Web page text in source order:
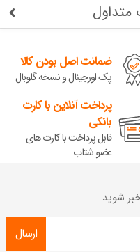
متداول
ضمانت اصل بودن کالا
پک اورجینال و نسخه گلوبال
پرداخت آنلاین با کارت
بانکی
قابل پرداخت با کارت های
عضو شتاب
شوید
ارسال